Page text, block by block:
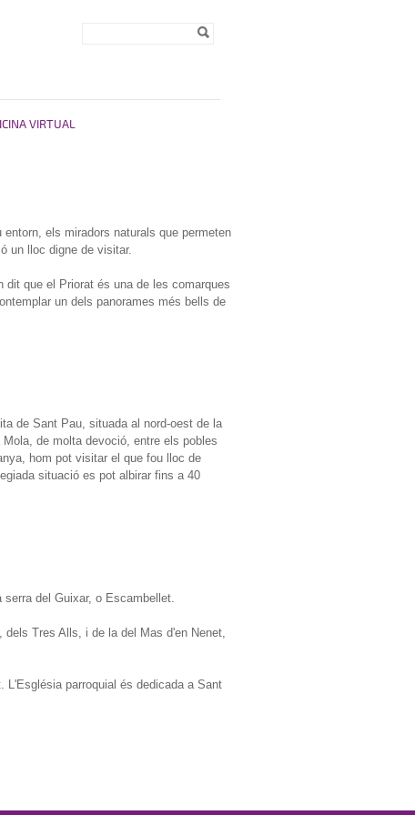
VIRTUAL
els miradors naturals que permeten
un lloc digne de visitar.
que el Priorat és una de les comarques
un dels panorames més bells de
de Sant Pau, situada al nord-oest de la
de molta devoció, entre els pobles
hom pot visitar el que fou lloc de
situació es pot albirar fins a 40
del Guixar, o Escambellet.
Tres Alls, i de la del Mas d'en Nenet,
parroquial és dedicada a Sant